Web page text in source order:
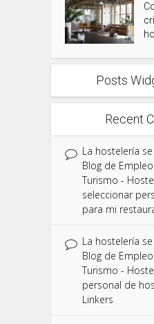
Posts
Recent
La hostelería
Blog de
Turismo -
seleccionar
para mi
La hostelería
Blog de
Turismo -
personal de
Linkers